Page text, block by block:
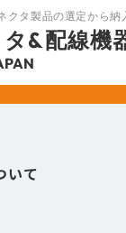
クタ製品の選定から
&配線機
いて